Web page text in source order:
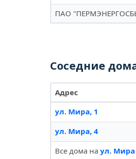
ПАО
Соседние
Адрес
ул. Мира, 1
ул. Мира, 4
Все дома на ул. Мира